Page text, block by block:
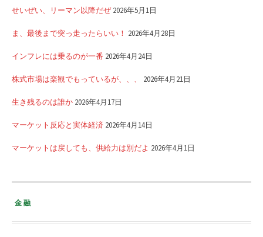
せいぜい、リーマン以降だぜ2026年5月1日
ま、最後まで突っ走ったらいい！ 2026年4月28日
インフレには乗るのが一番 2026年4月24日
株式市場は楽観でもっているが、、、 2026年4月21日
生き残るのは誰か 2026年4月17日
マーケット反応と実体経済 2026年4月14日
マーケットは戻しても、供給力は別だよ 2026年4月1日
金融